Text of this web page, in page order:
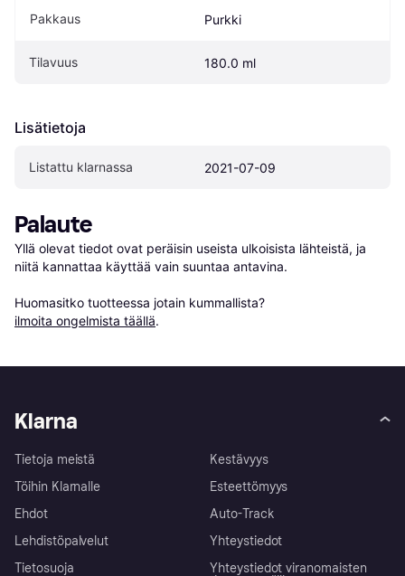
Pakkaus Purkki
Tilavuus 180.0 ml
Lisätietoja
Listattu klarnassa 2021-07-09
Palaute
Yllä olevat tiedot ovat peräisin useista ulkoisista lähteistä, ja
niitä kannattaa käyttää vain suuntaa antavina.
Huomasitko tuotteessa jotain kummallista?
ilmoita ongelmista täällä.
Klarna
Tietoja meistä
Töihin Klarnalle
Ehdot
Lehdistöpalvelut
Tietosuoja
Kestävyys
Esteettömyys
Auto-Track
Yhteystiedot
Yhteystiedot viranomaisten